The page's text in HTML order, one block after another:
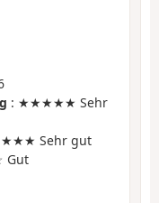
: ★★★★★ Sehr
Sehr gut